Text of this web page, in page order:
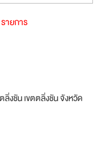
ายการ
ลิ่งชัน เขตตลิ่งชัน จังหวัด